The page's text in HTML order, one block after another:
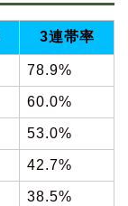
3連帯率
78.9%
60.0%
53.0%
42.7%
38.5%